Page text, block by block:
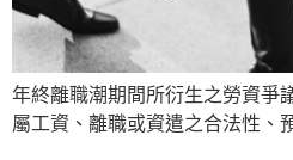
年終離職潮期間所衍生之勞資爭
屬工資、離職或資遣之合法性、